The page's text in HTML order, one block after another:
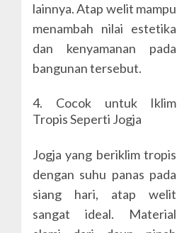
lainnya. Atap welit mampu
menambah nilai estetika
dan kenyamanan pada
bangunan tersebut.
4. Cocok untuk Iklim
Tropis Seperti Jogja
Jogja yang beriklim tropis
dengan suhu panas pada
siang hari, atap welit
sangat ideal. Material